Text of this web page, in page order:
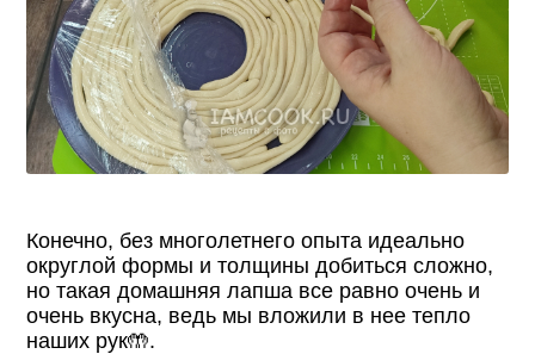
Конечно, без многолетнего опыта идеально
округлой формы и толщины добиться сложно,
но такая домашняя лапша все равно очень и
очень вкусна, ведь мы вложили в нее тепло
наших рук🤲.